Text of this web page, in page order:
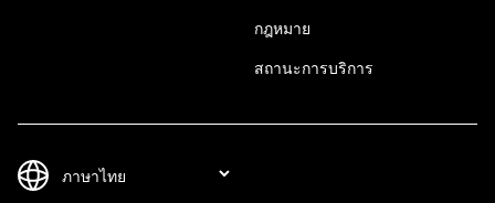
กฎหมาย
สถานะการบริการ